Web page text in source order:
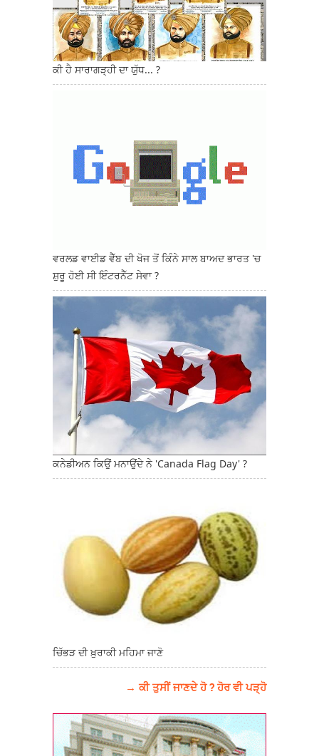
ਕੀ ਹੈ ਸਾਰਾਗੜ੍ਹੀ ਦਾ ਯੁੱਧ... ?
ਵਰਲਡ ਵਾਈਡ ਵੈੱਬ ਦੀ ਖੋਜ ਤੋਂ ਕਿੰਨੇ ਸਾਲ ਬਾਅਦ ਭਾਰਤ 'ਚ
ਸ਼ੁਰੂ ਹੋਈ ਸੀ ਇੰਟਰਨੈੱਟ ਸੇਵਾ ?
ਕਨੇਡੀਅਨ ਕਿਉਂ ਮਨਾਉਂਦੇ ਨੇ 'Canada Flag Day' ?
ਚਿੱਭੜ ਦੀ ਖ਼ੁਰਾਕੀ ਮਹਿਮਾ ਜਾਣੋ
→ ਕੀ ਤੁਸੀਂ ਜਾਣਦੇ ਹੋ ? ਹੋਰ ਵੀ ਪੜ੍ਹੋ